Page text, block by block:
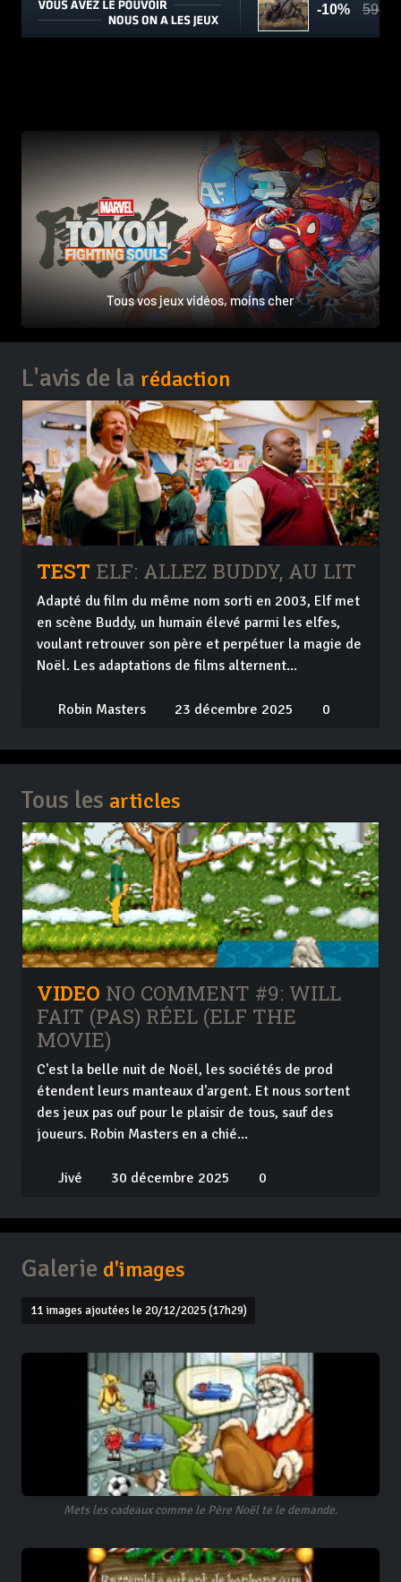
Tous vos jeux vidéos, moins cher
L'avis de la rédaction
TEST ELF: ALLEZ BUDDY, AU LIT
Adapté du film du même nom sorti en 2003, Elf met
en scène Buddy, un humain élevé parmi les elfes,
voulant retrouver son père et perpétuer la magie de
Noël. Les adaptations de films alternent...
Robin Masters 23 décembre 2025 0
Tous les articles
VIDEO NO COMMENT #9: WILL
FAIT (PAS) RÉEL (ELF THE
MOVIE)
C'est la belle nuit de Noël, les sociétés de prod
étendent leurs manteaux d'argent. Et nous sortent
des jeux pas ouf pour le plaisir de tous, sauf des
joueurs. Robin Masters en a chié...
Jivé 30 décembre 2025 0
Galerie d'images
11 images ajoutées le 20/12/2025 (17h29)
Mets les cadeaux comme le Père Noël te le demande.